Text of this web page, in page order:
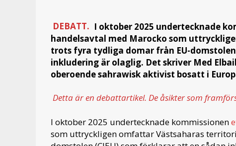
DEBATT. I oktober 2025 undertecknade
handelsavtal med Marocko som
trots fyra tydliga domar från EU-
inkludering är olaglig. Det skriver Med
oberoende sahrawisk aktivist bosatt i
Detta är en debattartikel. De åsikter som
I oktober 2025 undertecknade kommissionen
som uttryckligen omfattar Västsaharas